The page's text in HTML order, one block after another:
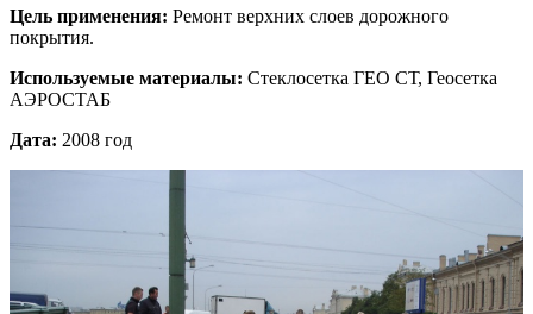
Цель применения: Ремонт верхних слоев дорожного
покрытия.
Используемые материалы: Стеклосетка ГЕО СТ, Геосетка
АЭРОСТАБ
Дата: 2008 год